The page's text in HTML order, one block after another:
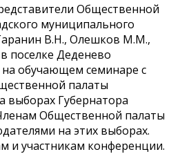
Общественной
муниципального
В.Н., Олешков М.М.,
поселке Деденево
обучающем семинаре с
палаты
выборах Губернатора
Общественной палаты
на этих выборах.
и участникам конференции.